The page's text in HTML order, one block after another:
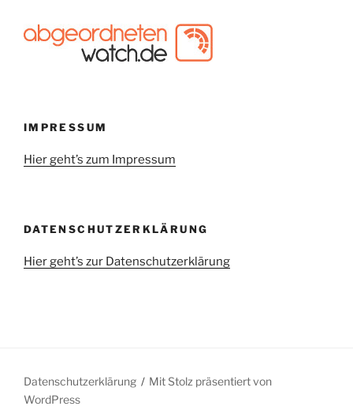
IMPRESSUM
Hier geht’s zum Impressum
DATENSCHUTZERKLÄRUNG
Hier geht’s zur Datenschutzerklärung
Datenschutzerklärung
Mit Stolz präsentiert von
WordPress